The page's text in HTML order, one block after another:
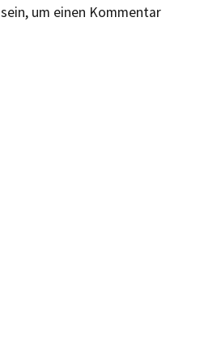
sein, um einen Kommentar